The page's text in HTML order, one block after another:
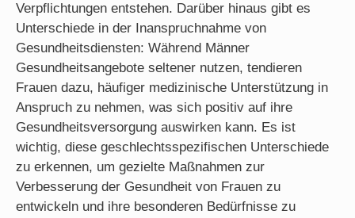
Verpflichtungen entstehen. Darüber hinaus gibt es
Unterschiede in der Inanspruchnahme von
Gesundheitsdiensten: Während Männer
Gesundheitsangebote seltener nutzen, tendieren
Frauen dazu, häufiger medizinische Unterstützung in
Anspruch zu nehmen, was sich positiv auf ihre
Gesundheitsversorgung auswirken kann. Es ist
wichtig, diese geschlechtsspezifischen Unterschiede
zu erkennen, um gezielte Maßnahmen zur
Verbesserung der Gesundheit von Frauen zu
entwickeln und ihre besonderen Bedürfnisse zu